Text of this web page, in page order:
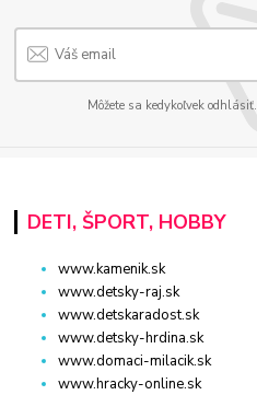
Môžete sa kedykoľvek
DETI, ŠPORT, HOBBY
www.kamenik.sk
www.detsky-raj.sk
www.detskaradost.sk
www.detsky-hrdina.sk
www.domaci-milacik.sk
www.hracky-online.sk